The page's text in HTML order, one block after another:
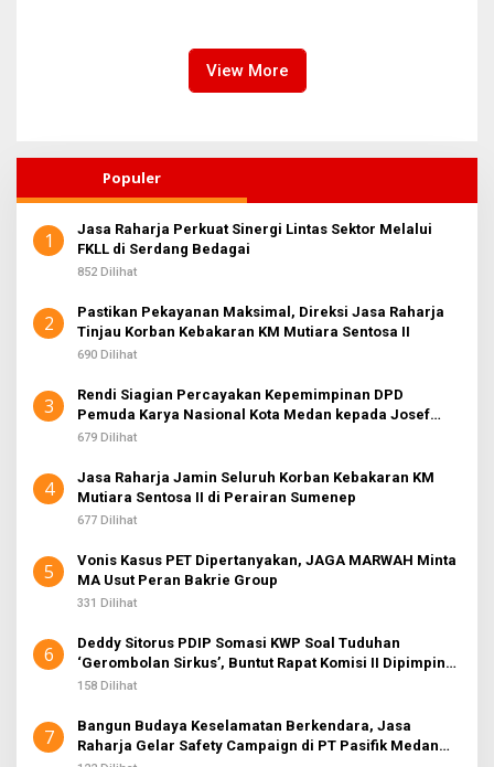
View More
Populer
1
Jasa Raharja Perkuat Sinergi Lintas Sektor Melalui
FKLL di Serdang Bedagai
852 Dilihat
2
Pastikan Pekayanan Maksimal, Direksi Jasa Raharja
Tinjau Korban Kebakaran KM Mutiara Sentosa II
690 Dilihat
3
Rendi Siagian Percayakan Kepemimpinan DPD
Pemuda Karya Nasional Kota Medan kepada Josef
Sembiring
679 Dilihat
4
Jasa Raharja Jamin Seluruh Korban Kebakaran KM
Mutiara Sentosa II di Perairan Sumenep
677 Dilihat
5
Vonis Kasus PET Dipertanyakan, JAGA MARWAH Minta
MA Usut Peran Bakrie Group
331 Dilihat
6
Deddy Sitorus PDIP Somasi KWP Soal Tuduhan
‘Gerombolan Sirkus’, Buntut Rapat Komisi II Dipimpin
Sufmi Dasco Ahmad
158 Dilihat
7
Bangun Budaya Keselamatan Berkendara, Jasa
Raharja Gelar Safety Campaign di PT Pasifik Medan